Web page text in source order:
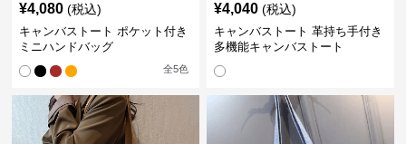
¥4,080 (税込)
キャンバストート ポケット付き
ミニハンドバッグ
全5色
¥4,040 (税込)
キャンバストート 革持ち手付き
多機能キャンバストート